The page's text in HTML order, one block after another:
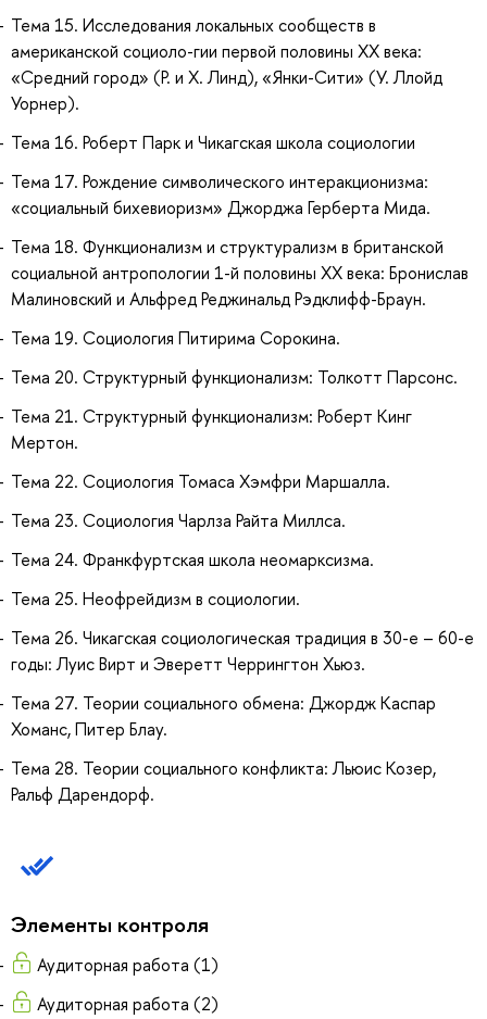
Тема 15. Исследования локальных сообществ в
американской социоло-гии первой половины ХХ века:
«Средний город» (Р. и Х. Линд), «Янки-Сити» (У. Ллойд
Уорнер).
Тема 16. Роберт Парк и Чикагская школа социологии
Тема 17. Рождение символического интеракционизма:
«социальный бихевиоризм» Джорджа Герберта Мида.
Тема 18. Функционализм и структурализм в британской
социальной антропологии 1-й половины ХХ века: Бронислав
Малиновский и Альфред Реджинальд Рэдклифф-Браун.
Тема 19. Социология Питирима Сорокина.
Тема 20. Структурный функционализм: Толкотт Парсонс.
Тема 21. Структурный функционализм: Роберт Кинг
Мертон.
Тема 22. Социология Томаса Хэмфри Маршалла.
Тема 23. Социология Чарлза Райта Миллса.
Тема 24. Франкфуртская школа неомарксизма.
Тема 25. Неофрейдизм в социологии.
Тема 26. Чикагская социологическая традиция в 30-е – 60-е
годы: Луис Вирт и Эверетт Черрингтон Хьюз.
Тема 27. Теории социального обмена: Джордж Каспар
Хоманс, Питер Блау.
Тема 28. Теории социального конфликта: Льюис Козер,
Ральф Дарендорф.
Элементы контроля
Аудиторная работа (1)
Аудиторная работа (2)